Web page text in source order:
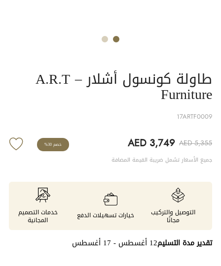
طاولة كونسول أشلار – A.R.T
Furniture
17ARTF0009
AED 3,749 AED 5,355
جميع الأسعار تشمل ضريبة القيمة المضافة
خصم 30%
التوصيل والتركيب
مجانًا خيارات تسهيلات الدفع خدمات التصميم
المجانية
تقدير مدة التسليم12 أغسطس - 17 أغسطس